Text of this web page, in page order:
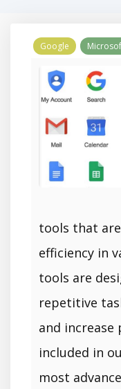
Google
tools that
efficiency in
tools are
repetitive
and
included in
most